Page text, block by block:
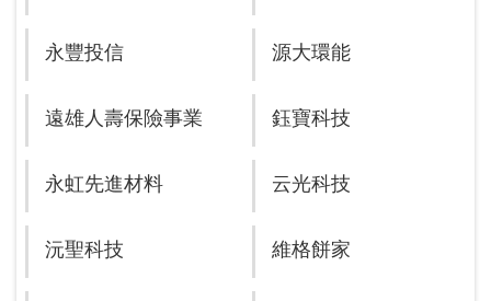
永豐投信 源大環能
遠雄人壽保險事業 鈺寶科技
永虹先進材料 云光科技
沅聖科技 維格餅家